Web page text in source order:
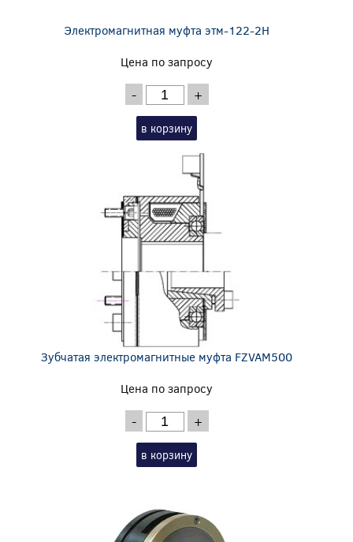
Электромагнитная муфта этм-122-2Н
Цена по запросу
- +
в корзину
Зубчатая электромагнитные муфта FZVAM500
Цена по запросу
- +
в корзину